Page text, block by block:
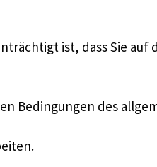
ist, dass Sie auf
Bedingungen des